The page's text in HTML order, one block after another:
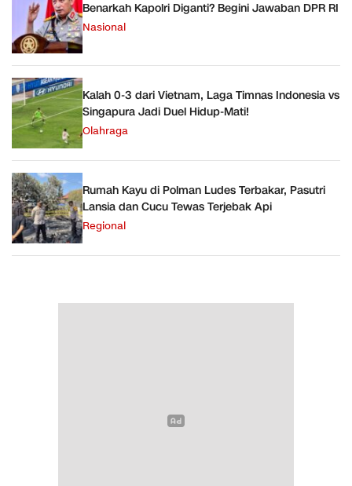
Benarkah Kapolri Diganti? Begini Jawaban DPR RI
Nasional
Kalah 0-3 dari Vietnam, Laga Timnas Indonesia vs
Singapura Jadi Duel Hidup-Mati!
Olahraga
Rumah Kayu di Polman Ludes Terbakar, Pasutri
Lansia dan Cucu Tewas Terjebak Api
Regional